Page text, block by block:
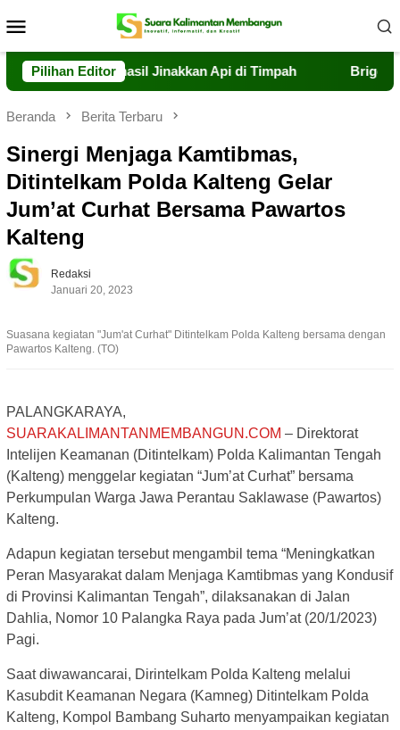
ke
Mobile
Pilihan Editor
Berhasil Jinakkan Api di Timpah Brigdalkarhut
Beranda Berita Terbaru
Sinergi Menjaga Kamtibmas,
Ditintelkam Polda Kalteng Gelar
Jum’at Curhat Bersama Pawartos
Kalteng
Redaksi
Januari 20, 2023
Suasana kegiatan "Jum'at Curhat" Ditintelkam Polda Kalteng bersama dengan
Pawartos Kalteng. (TO)
PALANGKARAYA,
SUARAKALIMANTANMEMBANGUN.COM – Direktorat
Intelijen Keamanan (Ditintelkam) Polda Kalimantan Tengah
(Kalteng) menggelar kegiatan “Jum’at Curhat” bersama
Perkumpulan Warga Jawa Perantau Saklawase (Pawartos)
Kalteng.
Adapun kegiatan tersebut mengambil tema “Meningkatkan
Peran Masyarakat dalam Menjaga Kamtibmas yang Kondusif
di Provinsi Kalimantan Tengah”, dilaksanakan di Jalan
Dahlia, Nomor 10 Palangka Raya pada Jum’at (20/1/2023)
Pagi.
Saat diwawancarai, Dirintelkam Polda Kalteng melalui
Kasubdit Keamanan Negara (Kamneg) Ditintelkam Polda
Kalteng, Kompol Bambang Suharto menyampaikan kegiatan